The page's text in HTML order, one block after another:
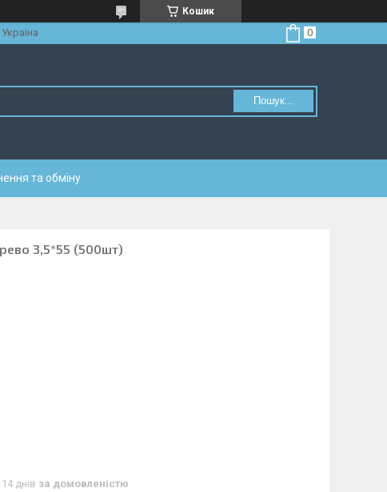
Кошик
Пошук...
та обміну
3,5*55 (500шт)
днів за домовленістю